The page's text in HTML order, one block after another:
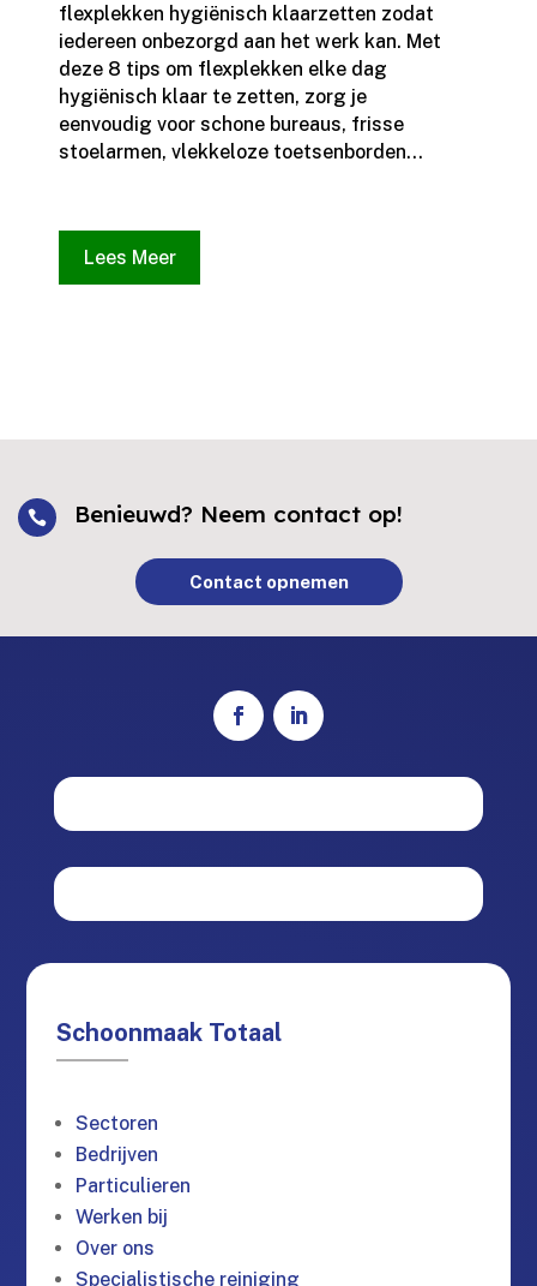
flexplekken hygiënisch klaarzetten zodat
iedereen onbezorgd aan het werk kan.​ Met
deze 8 tips om flexplekken elke dag
hygiënisch klaar te zetten, zorg je
eenvoudig voor schone bureaus, frisse
stoelarmen, vlekkeloze toetsenborden...
Lees Meer
 Benieuwd? Neem contact op!
Contact opnemen
Schoonmaak Totaal
Sectoren
Bedrijven
Particulieren
Werken bij
Over ons
Specialistische reiniging